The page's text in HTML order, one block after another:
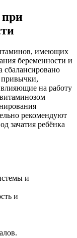
имеющих
беременности и
сбалансировано
привычки,
на работу
рекомендуют
зачатия ребёнка
и
и